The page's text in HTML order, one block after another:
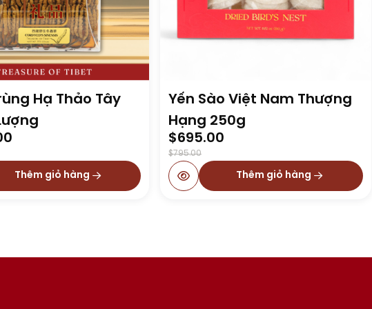
Hạ Thảo Tây
Thêm giỏ hàng
Yến Sào Việt Nam Thượng
Hạng 250g
$795.00
Original
price
was:
$795.00.
$695.00
Current
price
is:
$695.00.
Thêm giỏ hàng